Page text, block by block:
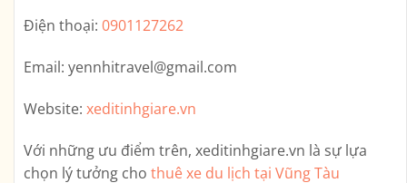
Điện thoại: 0901127262
Email: yennhitravel@gmail.com
Website: xeditinhgiare.vn
Với những ưu điểm trên, xeditinhgiare.vn là sự lựa
chọn lý tưởng cho thuê xe du lịch tại Vũng Tàu